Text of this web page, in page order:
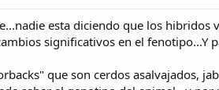
esta diciendo que los hibridos
significativos en el
que son cerdos asalvajados,